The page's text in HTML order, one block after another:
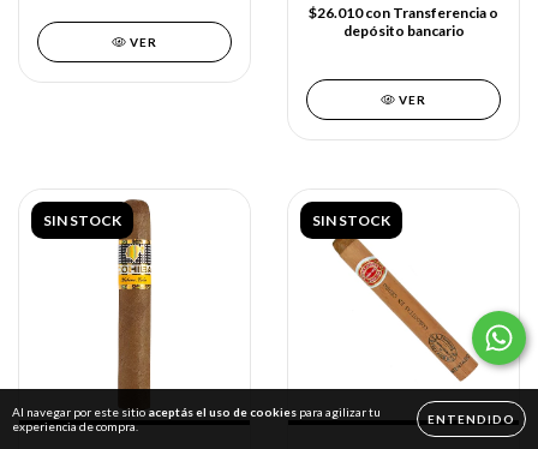
Al navegar por este sitio aceptás el uso de cookies para agilizar tu
experiencia de compra.
ENTENDIDO
VER
$26.010con Transferencia o
depósito bancario
VER
SIN STOCK SIN STOCK